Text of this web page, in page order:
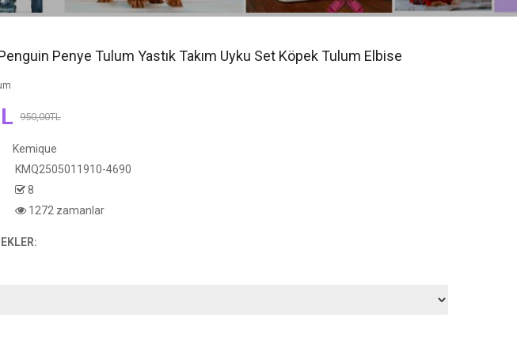
Penye Tulum Yastık Takım Uyku Set Köpek Tulum Elbise
950,00TL
Kemique
KMQ2505011910-4690
8
1272 zamanlar